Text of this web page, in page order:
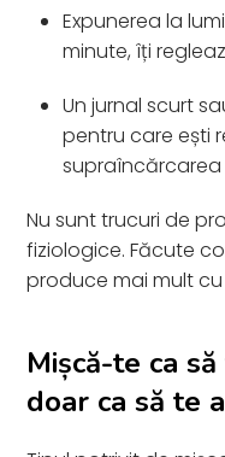
Expunerea la
minute, îți
Un jurnal scurt
pentru care ești
Nu sunt trucuri de
fiziologice. Făcute
produce mai mult
Mișcă-te ca
doar ca să te